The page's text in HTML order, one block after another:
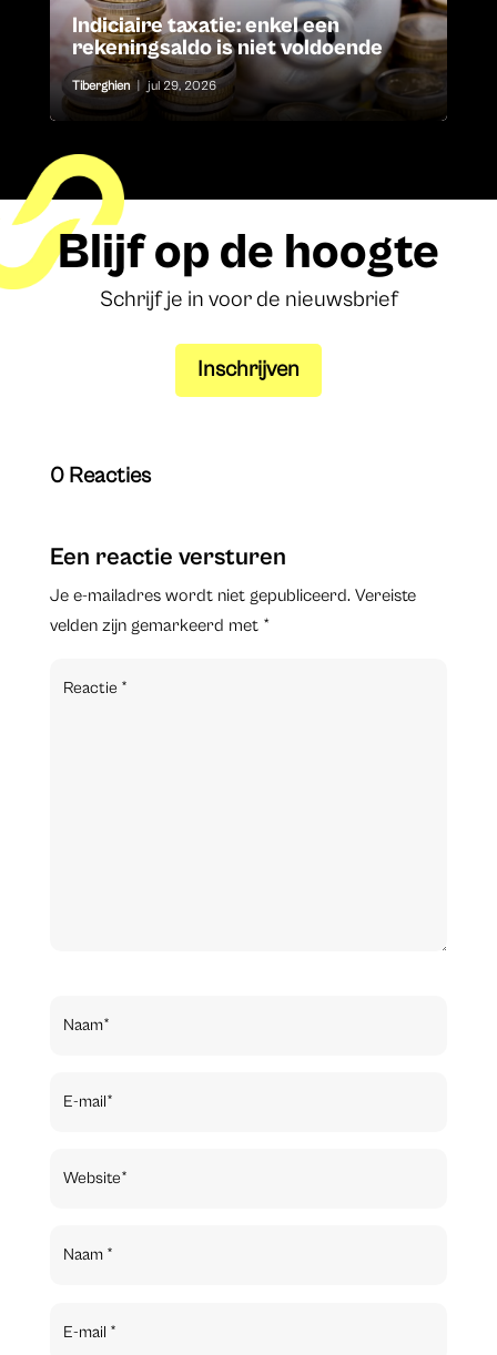
Indiciaire taxatie: enkel een
rekeningsaldo is niet voldoende
Tiberghien jul 29, 2026
Blijf op de hoogte
Schrijf je in voor de nieuwsbrief
Inschrijven
0 Reacties
Een reactie versturen
Je e-mailadres wordt niet gepubliceerd. Vereiste
velden zijn gemarkeerd met *